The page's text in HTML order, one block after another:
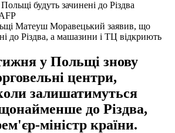
Матеуш Моравецький заявив, що
до Різдва, а машазини і ТЦ відкриють
у Польщі знову
центри,
залишатимуться
до Різдва,
міністр країни.